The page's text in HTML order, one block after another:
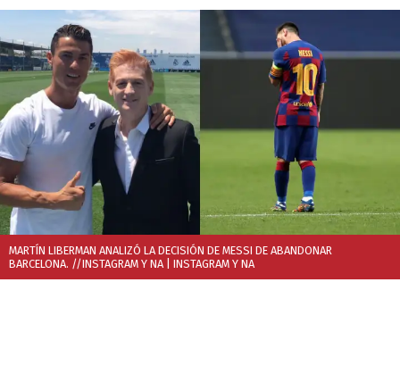
MARTÍN LIBERMAN ANALIZÓ LA DECISIÓN DE MESSI DE ABANDONAR
BARCELONA. //INSTAGRAM Y NA | INSTAGRAM Y NA